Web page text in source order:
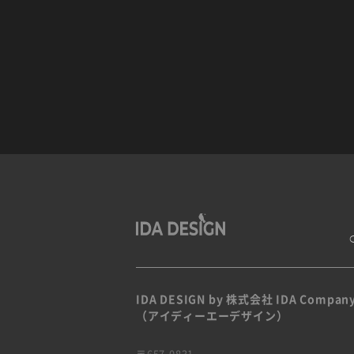
IDA DESIGN by 株式会社 IDA
（アイディーエーデザイン）